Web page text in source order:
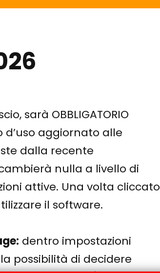
sarà OBBLIGATORIO
aggiornato alle
dalla recente
nulla a livello di
attive. Una volta cliccato
il software.
dentro impostazioni
possibilità di decidere